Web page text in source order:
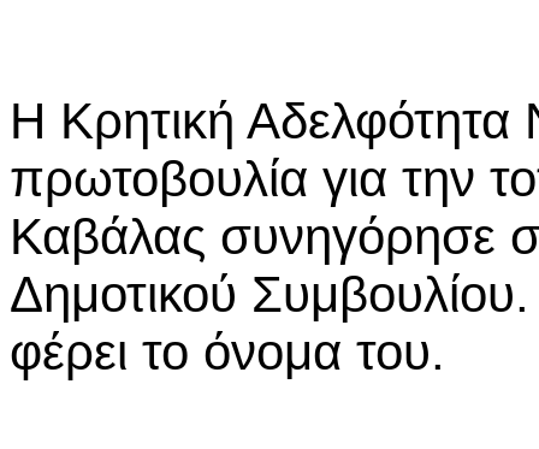
Η Κρητική Αδελφότητα
πρωτοβουλία για την
Καβάλας συνηγόρησε
Δημοτικού
φέρει το όνομα του.